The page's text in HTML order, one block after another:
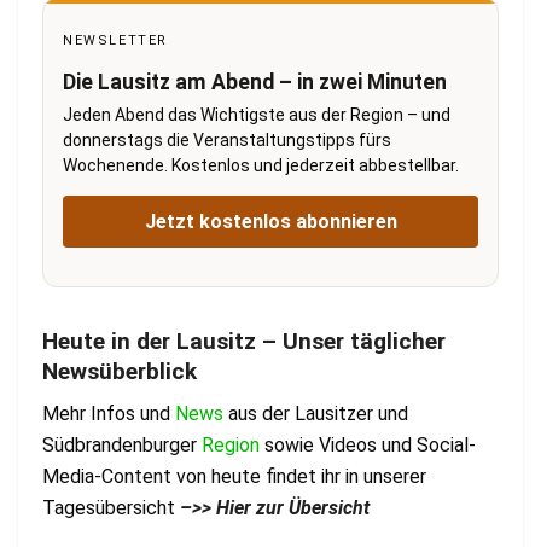
NEWSLETTER
Die Lausitz am Abend – in zwei Minuten
Jeden Abend das Wichtigste aus der Region – und
donnerstags die Veranstaltungstipps fürs
Wochenende. Kostenlos und jederzeit abbestellbar.
Jetzt kostenlos abonnieren
Heute in der Lausitz – Unser täglicher
Newsüberblick
Mehr Infos und News aus der Lausitzer und
Südbrandenburger Region sowie Videos und Social-
Media-Content von heute findet ihr in unserer
Tagesübersicht –>> Hier zur Übersicht